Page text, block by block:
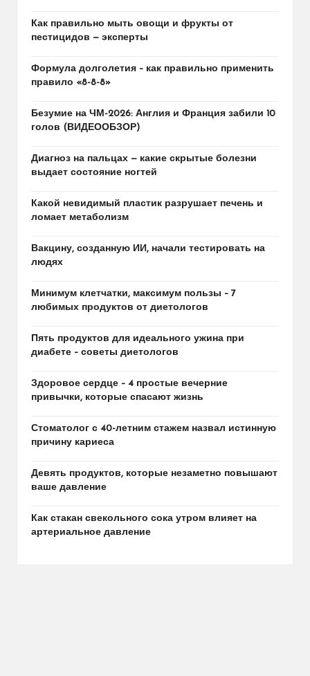
Как правильно мыть овощи и фрукты от
пестицидов — эксперты
Формула долголетия – как правильно применить
правило «8-8-8»
Безумие на ЧМ-2026: Англия и Франция забили 10
голов (ВИДЕООБЗОР)
Диагноз на пальцах — какие скрытые болезни
выдает состояние ногтей
Какой невидимый пластик разрушает печень и
ломает метаболизм
Вакцину, созданную ИИ, начали тестировать на
людях
Минимум клетчатки, максимум пользы – 7
любимых продуктов от диетологов
Пять продуктов для идеального ужина при
диабете – советы диетологов
Здоровое сердце – 4 простые вечерние
привычки, которые спасают жизнь
Стоматолог с 40-летним стажем назвал истинную
причину кариеса
Девять продуктов, которые незаметно повышают
ваше давление
Как стакан свекольного сока утром влияет на
артериальное давление